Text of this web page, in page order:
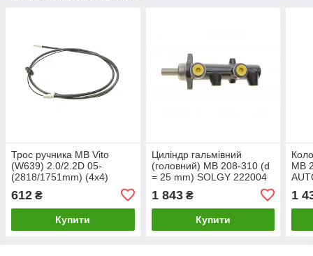
Трос ручника MB Vito
(W639) 2.0/2.2D 05-
(2818/1751mm) (4x4)
612 ₴
Купити
Циліндр гальмівний
(головний) MB 208-310 (d
= 25 mm) SOLGY 222004
1 843₴
Купити
MB
1